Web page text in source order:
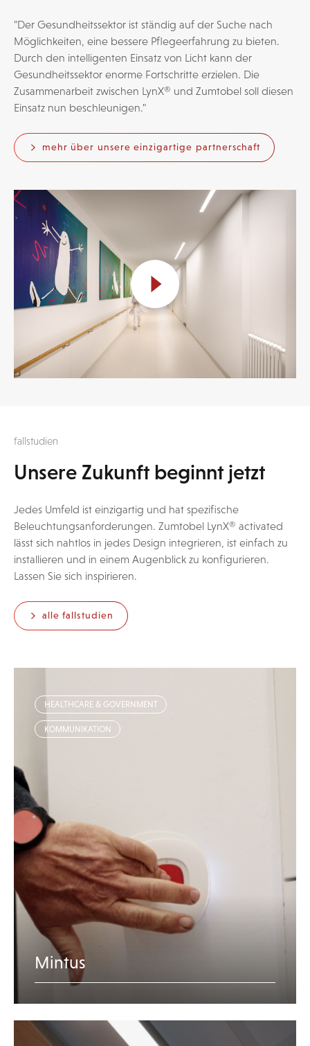
"Der Gesundheitssektor ist ständig auf der Suche nach
Möglichkeiten, eine bessere Pflegeerfahrung zu bieten.
Durch den intelligenten Einsatz von Licht kann der
Gesundheitssektor enorme Fortschritte erzielen. Die
Zusammenarbeit zwischen LynX® und Zumtobel soll diesen
Einsatz nun beschleunigen."
mehr über unsere einzigartige partnerschaft
fallstudien
Unsere Zukunft beginnt jetzt
Jedes Umfeld ist einzigartig und hat spezifische
Beleuchtungsanforderungen. Zumtobel LynX® activated
lässt sich nahtlos in jedes Design integrieren, ist einfach zu
installieren und in einem Augenblick zu konfigurieren.
Lassen Sie sich inspirieren.
alle fallstudien
HEALTHCARE & GOVERNMENT
KOMMUNIKATION
Mintus